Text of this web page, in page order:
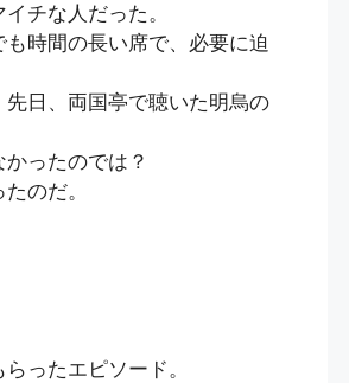
チな人だった。
時間の長い席で、必要に迫
日、両国亭で聴いた明烏の
ったのでは？
のだ。
ったエピソード。